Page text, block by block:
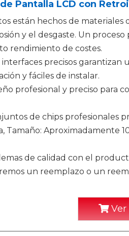
Pantalla LCD con
están hechos de materiales
y el desgaste. Un proceso
rendimiento de costes.
precisos garantizan
y fáciles de instalar.
profesional y preciso para
de chips profesionales
Aproximadamente
de calidad con el
un reemplazo o un
Ver